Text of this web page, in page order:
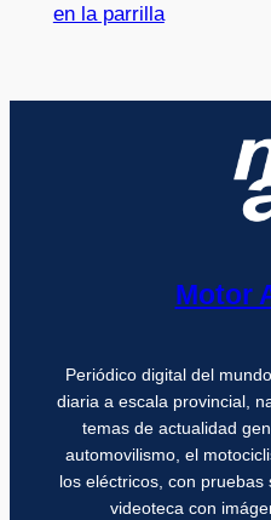
en la parrilla
Motor
Periódico digital del
diaria a escala provincial,
temas de actualidad
automovilismo, el
los eléctricos, con
videoteca con